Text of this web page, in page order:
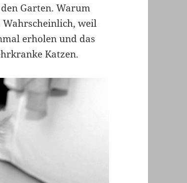
Garten. Warum
Wahrscheinlich, weil
erholen und das
Katzen.